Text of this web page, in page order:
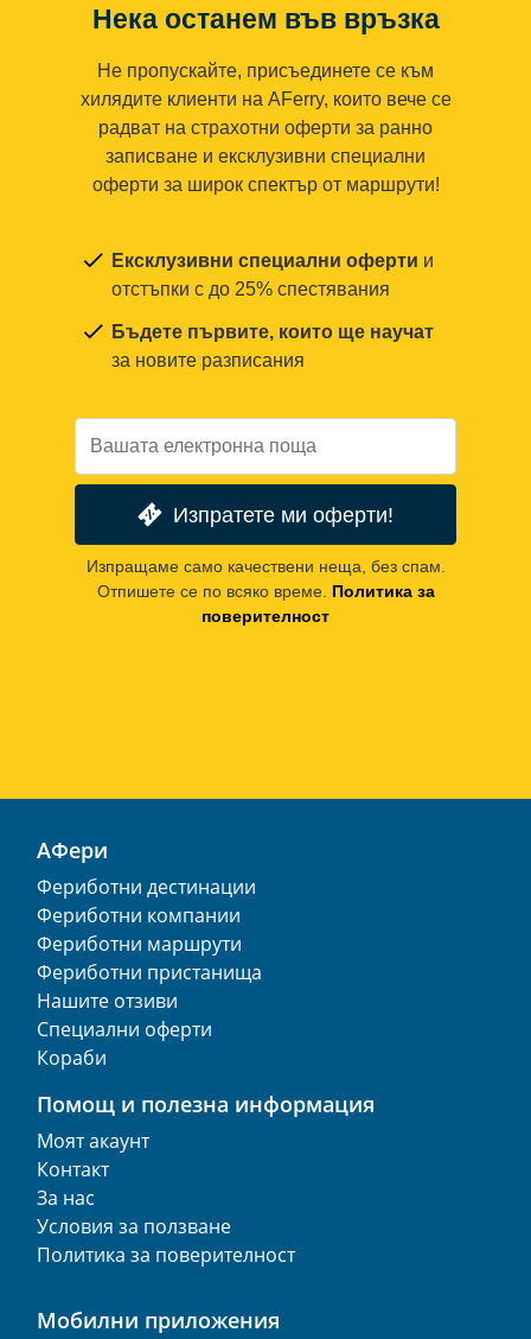
Нека останем във връзка
Не пропускайте, присъединете се към
хилядите клиенти на AFerry, които вече се
радват на страхотни оферти за ранно
записване и ексклузивни специални
оферти за широк спектър от маршрути!
Ексклузивни специални оферти и
отстъпки с до 25% спестявания
Бъдете първите, които ще научат
за новите разписания
Изпратете ми оферти!
Изпращаме само качествени неща, без спам.
Отпишете се по всяко време. Политика за
поверителност
АФери
Фериботни дестинации
Фериботни компании
Фериботни маршрути
Фериботни пристанища
Нашите отзиви
Специални оферти
Кораби
Помощ и полезна информация
Моят акаунт
Контакт
За нас
Условия за ползване
Политика за поверителност
Мобилни приложения